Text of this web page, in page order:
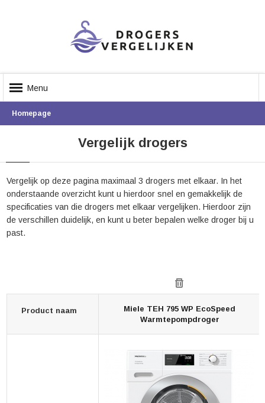
Menu
Homepage
Vergelijk drogers
Vergelijk op deze pagina maximaal 3 drogers met elkaar. In het
onderstaande overzicht kunt u hierdoor snel en gemakkelijk de
specificaties van die drogers met elkaar vergelijken. Hierdoor zijn
de verschillen duidelijk, en kunt u beter bepalen welke droger bij u
past.
Product naam
Miele TEH 795 WP EcoSpeed
Warmtepompdroger